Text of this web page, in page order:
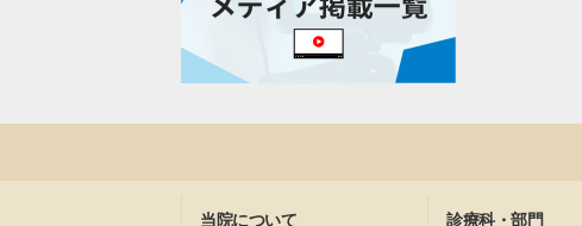
当院について 診療科・部門